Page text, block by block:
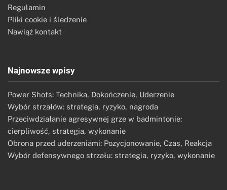
Regulamin
Pliki cookie i śledzenie
Nawiąż kontakt
Najnowsze wpisy
Power Shots: Technika, Dokończenie, Uderzenie
Wybór strzałów: strategia, ryzyko, nagroda
Przeciwdziałanie agresywnej grze w badmintonie:
cierpliwość, strategia, wykonanie
Obrona przed uderzeniami: Pozycjonowanie, Czas, Reakcja
Wybór defensywnego strzału: strategia, ryzyko, wykonanie